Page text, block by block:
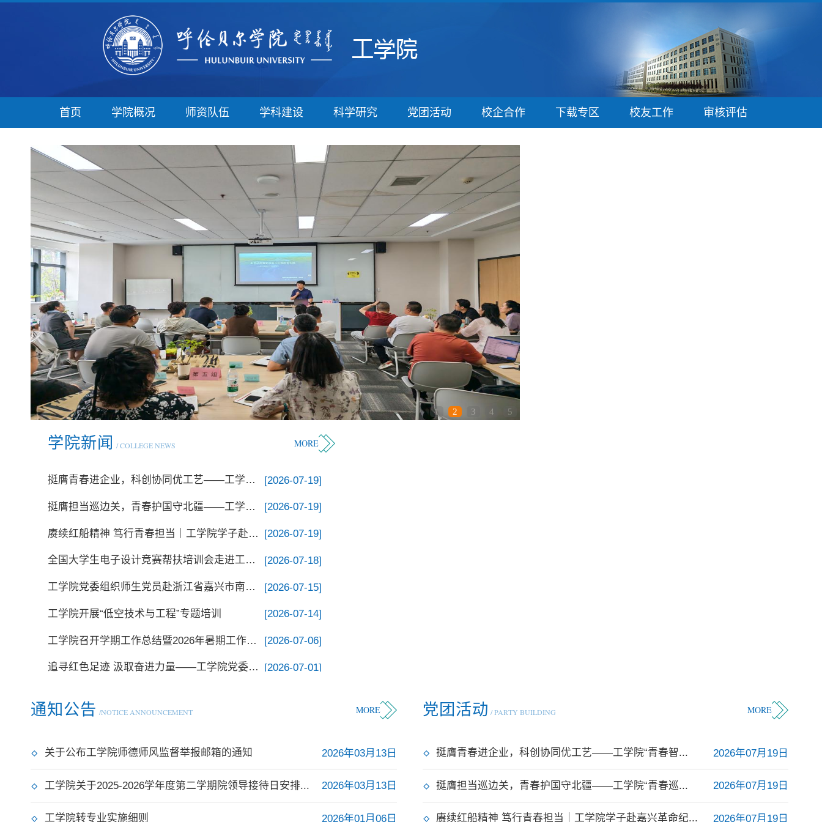
首页 学院概况 师资队伍 学科建设 科学研究 党团活动 校企合作 下载专区 校友工作 审核评估
1 2 3 4 5
学院新闻 / COLLEGE NEWS MORE
挺膺青春进企业，科创协同优工艺——工学院“青春智装·赋能林海”实践团顺利完成暑期 [2026-07-19]
挺膺担当巡边关，青春护国守北疆——工学院“青春巡边固国门”实践团顺利完成暑期社会 [2026-07-19]
赓续红船精神 笃行青春担当｜工学院学子赴嘉兴革命纪念馆开展三下乡社会实践活动 [2026-07-19]
全国大学生电子设计竞赛帮扶培训会走进工学院 [2026-07-18]
工学院党委组织师生党员赴浙江省嘉兴市南湖革命纪念馆开展主题党日 [2026-07-15]
工学院开展“低空技术与工程”专题培训 [2026-07-14]
工学院召开学期工作总结暨2026年暑期工作部署大会 [2026-07-06]
追寻红色足迹 汲取奋进力量——工学院党委组织开展主题党日 [2026-07-01]
通知公告 /NOTICE ANNOUNCEMENT MORE
关于公布工学院师德师风监督举报邮箱的通知 2026年03月13日
工学院关于2025-2026学年度第二学期院领导接待日安排... 2026年03月13日
工学院转专业实施细则 2026年01月06日
党团活动 / PARTY BUILDING MORE
挺膺青春进企业，科创协同优工艺——工学院“青春智... 2026年07月19日
挺膺担当巡边关，青春护国守北疆——工学院“青春巡... 2026年07月19日
赓续红船精神 笃行青春担当｜工学院学子赴嘉兴革命纪... 2026年07月19日